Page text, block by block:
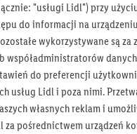
"usługi Lidl") przy
do informacji na
wykorzystywane są
danych
do preferencji
usług Lidl i poza nimi.
własnych reklam i
pośrednictwem urządzeń